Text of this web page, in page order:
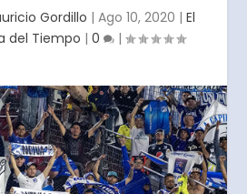
Gordillo | Ago 10, 2020 | El
del Tiempo | 0 |